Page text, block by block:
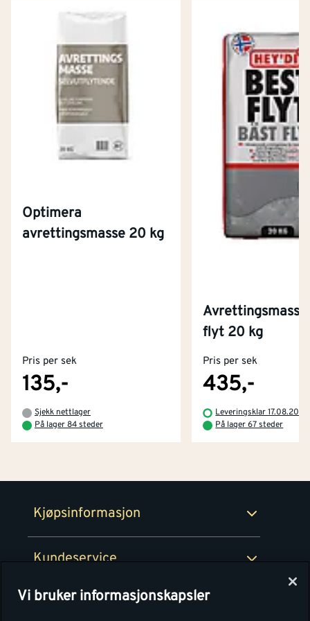
Optimera
avrettingsmasse 20 kg
Pris per sek
135,-
Sjekk nettlager
På lager 84 steder
flyt 20 kg
Pris per sek
435,-
Leveringsklar 17.08.2026
På lager 67 steder
Kjøpsinformasjon
Kjøpsbetingelser
Retur- og angrerettsskjema
Kundeservice
Tjenester
Montér Klubb
Montér
Byggevarehus og åpningstider
Prismatch
Personvern
Vi bruker informasjonskapsler